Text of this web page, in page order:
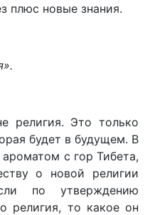
плюс новые знания.
религия. Это только
будет в будущем. В
с гор Тибета,
о новой религии
по утверждению
религия, то какое он